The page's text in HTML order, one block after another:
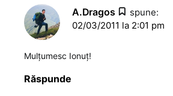
A.Dragos
spune:
02/03/2011 la 2:01 pm
Mulţumesc Ionuţ!
Răspunde